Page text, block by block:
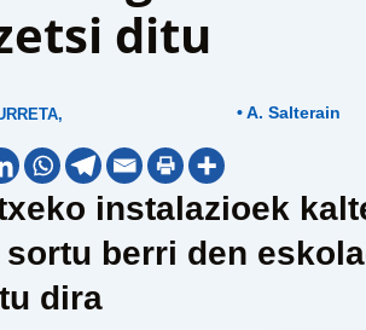
ditu
, • A. Salterain
instalazioek
sortu berri den
dira